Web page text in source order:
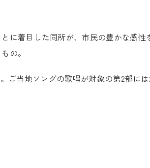
に着目した同所が、市民の豊かな感性
の。
ご当地ソングの歌唱が対象の第2部には